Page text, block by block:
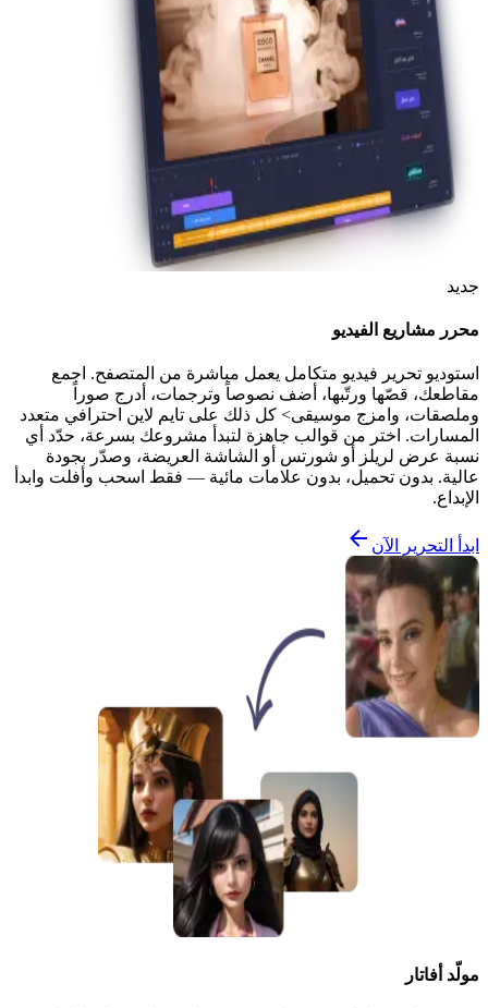
جديد
محرر مشاريع الفيديو
استوديو تحرير فيديو متكامل يعمل مباشرة من المتصفح. اجمع
مقاطعك، قصّها ورتّبها، أضف نصوصاً وترجمات، أدرج صوراً
وملصقات، وامزج موسيقى> كل ذلك على تايم لاين احترافي متعدد
المسارات. اختر من قوالب جاهزة لتبدأ مشروعك بسرعة، حدّد أي
نسبة عرض لريلز أو شورتس أو الشاشة العريضة، وصدّر بجودة
عالية. بدون تحميل، بدون علامات مائية — فقط اسحب وأفلت وابدأ
الإبداع.
ابدأ التحرير الآن
مولّد أفاتار